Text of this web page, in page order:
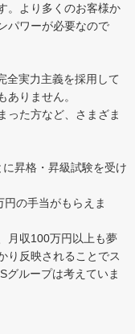
。より多くのお客様か
パワーが必要なので
全実力主義を採用して
りません。
った方など、さまざま
昇格・昇級試験を受け
の手当がもらえま
月収100万円以上も夢
り反映されることでス
グループは考えていま